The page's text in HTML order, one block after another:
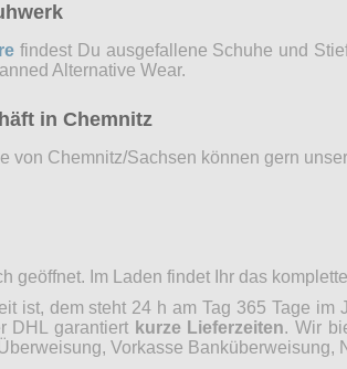
findest Du ausgefallene Schuhe und
Alternative Wear.
in Chemnitz
von Chemnitz/Sachsen können gern unser
geöffnet. Im Laden findet Ihr das
ist, dem steht 24 h am Tag 365 Tage
DHL garantiert kurze Lieferzeiten. Wir
Vorkasse